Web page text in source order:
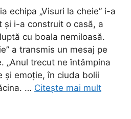
echipa „Visuri la cheie” i-a
și i-a construit o casă, a
cu boala nemiloasă.
a transmis un mesaj pe
„Anul trecut ne întâmpina
și emoție, în ciuda bolii
… Citește mai mult